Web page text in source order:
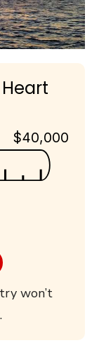
$40,000
won’t